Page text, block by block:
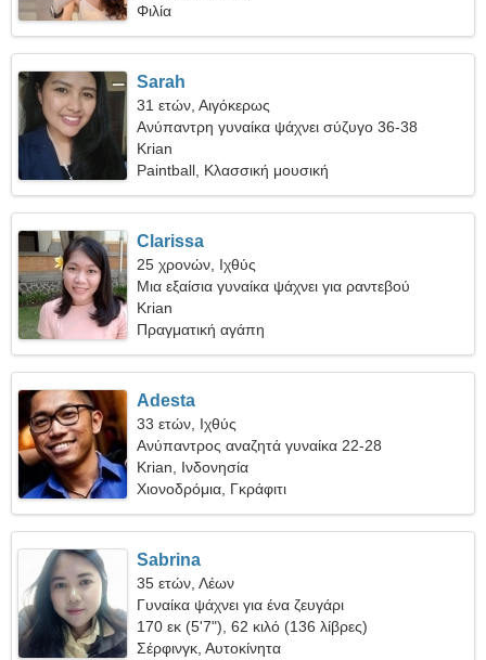
Φιλία
Sarah
31 ετών, Αιγόκερως
Ανύπαντρη γυναίκα ψάχνει σύζυγο 36-38
Krian
Paintball, Κλασσική μουσική
Clarissa
25 χρονών, Ιχθύς
Μια εξαίσια γυναίκα ψάχνει για ραντεβού
Krian
Πραγματική αγάπη
Adesta
33 ετών, Ιχθύς
Ανύπαντρος αναζητά γυναίκα 22-28
Krian, Ινδονησία
Χιονοδρόμια, Γκράφιτι
Sabrina
35 ετών, Λέων
Γυναίκα ψάχνει για ένα ζευγάρι
170 εκ (5'7"), 62 κιλό (136 λίβρες)
Σέρφινγκ, Αυτοκίνητα